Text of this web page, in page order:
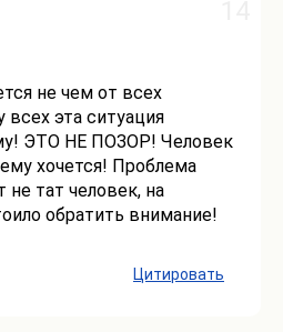
не чем от всех
всех эта ситуация
ЭТО НЕ ПОЗОР! Человек
хочется! Проблема
не тат человек, на
обратить внимание!
Цитировать